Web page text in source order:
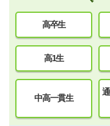
高卒生
高1生
中高一貫生